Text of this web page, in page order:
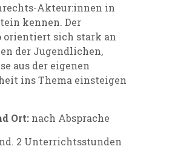
Akteur:innen in
kennen. Der
orientiert sich stark an
der Jugendlichen,
aus der eigenen
ins Thema einsteigen
Ort: nach Absprache
2 Unterrichtsstunden